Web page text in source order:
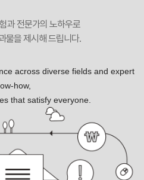
스트 전문기업 시그네틱스 포트폴리오
과 전문가의 노하우로
물을 제시해 드립니다.
across diverse fields and expert
how,
that satisfy everyone.